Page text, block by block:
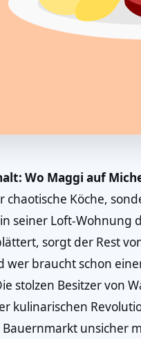
Wo Maggi auf
Köche,
in seiner Loft-Wohnung
sorgt der Rest
wer braucht schon
stolzen Besitzer von
kulinarischen
unsicher